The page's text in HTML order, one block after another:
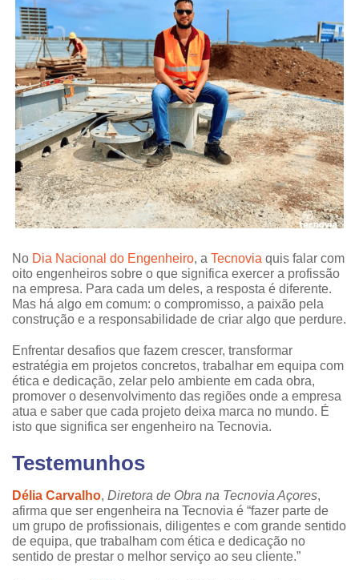
No Dia Nacional do Engenheiro, a Tecnovia quis falar com
oito engenheiros sobre o que significa exercer a profissão
na empresa. Para cada um deles, a resposta é diferente.
Mas há algo em comum: o compromisso, a paixão pela
construção e a responsabilidade de criar algo que perdure.
Enfrentar desafios que fazem crescer, transformar
estratégia em projetos concretos, trabalhar em equipa com
ética e dedicação, zelar pelo ambiente em cada obra,
promover o desenvolvimento das regiões onde a empresa
atua e saber que cada projeto deixa marca no mundo. É
isto que significa ser engenheiro na Tecnovia.
Testemunhos
Délia Carvalho, Diretora de Obra na Tecnovia Açores,
afirma que ser engenheira na Tecnovia é “fazer parte de
um grupo de profissionais, diligentes e com grande sentido
de equipa, que trabalham com ética e dedicação no
sentido de prestar o melhor serviço ao seu cliente.”